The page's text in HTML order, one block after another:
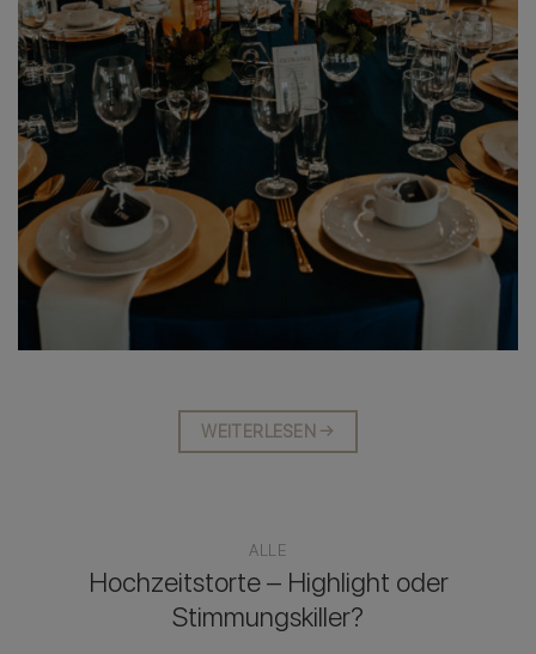
WEITERLESEN →
ALLE
Hochzeitstorte – Highlight oder
Stimmungskiller?